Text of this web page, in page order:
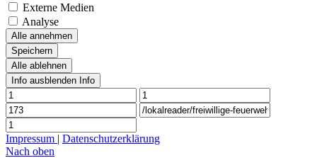
Externe Medien
Analyse
Alle annehmen
Speichern
Alle ablehnen
Info ausblenden Info
Impressum | Datenschutzerklärung
Nach oben